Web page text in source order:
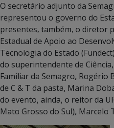
O secretário adjunto da
representou o governo do
presentes, também, o diretor
Estadual de Apoio ao
Tecnologia do Estado
do superintendente de
Familiar da Semagro, Rogério
de C & T da pasta, Marina
do evento, ainda, o reitor da
Mato Grosso do Sul), Marcelo